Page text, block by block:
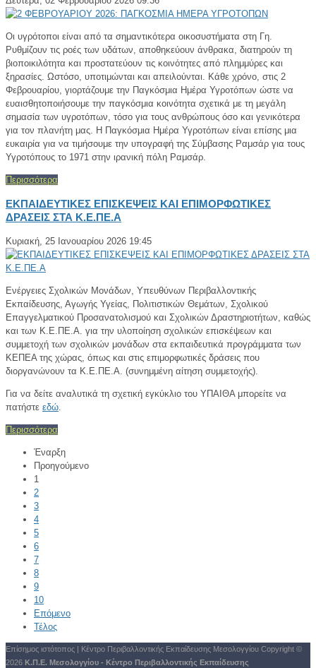
Οι υγρότοποι είναι από τα σημαντικότερα οικοσυστήματα στη Γη.
Ρυθμίζουν τις ροές των υδάτων, αποθηκεύουν άνθρακα, διατηρούν τη
βιοποικιλότητα και προστατεύουν τις κοινότητες από πλημμύρες και
ξηρασίες. Ωστόσο, υποτιμώνται και απειλούνται. Κάθε χρόνο, στις 2
Φεβρουαρίου , γιορτάζουμε την Παγκόσμια Ημέρα Υγροτόπων ώστε να
ευαισθητοποιήσουμε την παγκόσμια κοινότητα σχετικά με τη μεγάλη
σημασία των υγροτόπων, τόσο για τους ανθρώπους όσο και γενικότερα
για τον πλανήτη μας. Η Παγκόσμια Ημέρα Υγροτόπων είναι επίσης μια
ευκαιρία για να τιμήσουμε την υπογραφή της Σύμβασης Ραμσάρ για τους
Υγροτόπους το 1971 στην ιρανική πόλη Ραμσάρ.
Περισσότερα
ΕΚΠΑΙΔΕΥΤΙΚΕΣ ΕΠΙΣΚΕΨΕΙΣ ΚΑΙ ΕΠΙΜΟΡΦΩΤΙΚΕΣ
ΔΡΑΣΕΙΣ ΣΤΑ Κ.Ε.ΠΕ.Α
Κυριακή, 25 Ιανουαρίου 2026 19:45
Ενέργειες Σχολικών Μονάδων, Υπευθύνων Περιβαλλοντικής
Εκπαίδευσης, Αγωγής Υγείας, Πολιτιστικών Θεμάτων, Σχολικού
Επαγγελματικού Προσανατολισμού και Σχολικών Δραστηριοτήτων, καθώς
και των Κ.Ε.ΠΕ.Α. για την υλοποίηση σχολικών επισκέψεων και
συμμετοχή των σχολικών μονάδων στα εκπαιδευτικά προγράμματα των
ΚΕΠΕΑ της χώρας, όπως και στις επιμορφωτικές δράσεις που
διοργανώνουν τα Κ.Ε.ΠΕ.Α. (συνημμένη αίτηση συμμετοχής).
Για να δείτε αναλυτικά τη σχετική εγκύκλιο του ΥΠΑΙΘΑ μπορείτε να
πατήστε εδώ.
Περισσότερα
Έναρξη
Προηγούμενο
1
2
3
4
5
6
7
8
9
10
Επόμενο
Τέλος
Επίσημος ιστότοπος | Κέντρο Περιβαλλοντικής Εκπαίδευσης Μεσολογγίου Copyright ©
2026 Κ.Π.Ε. Μεσολογγίου - Κέντρο Περιβαλλοντικής Εκπαίδευσης